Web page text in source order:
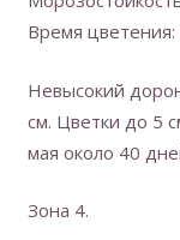
Время
Невысокий
см. Цветки до 5
мая около 40
Зона 4.